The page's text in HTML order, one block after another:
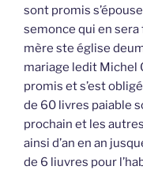
sont promis
semonce qui en
mère ste église
mariage ledit Michel
promis et s’est
de 60 livres paiable
prochain et les
ainsi d’an en an
de 6 liuvres pour